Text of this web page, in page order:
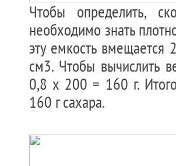
Чтобы определить,
необходимо знать
эту емкость
см3. Чтобы вычислить
0,8 х 200 = 160 г.
160 г сахара.